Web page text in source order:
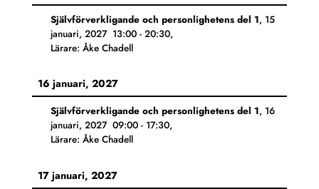
Självförverkligande och personlighetens del 1, 15
januari, 2027 13:00- 20:30,
Lärare: Åke Chadell
16 januari, 2027
Självförverkligande och personlighetens del 1, 16
januari, 2027 09:00- 17:30,
Lärare: Åke Chadell
17 januari, 2027